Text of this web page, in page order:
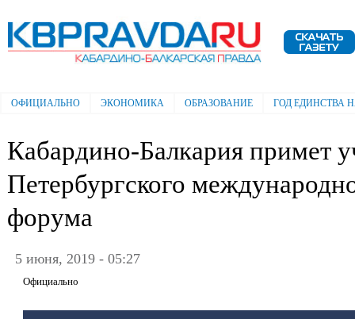
Электронная газета "Кабардино-
Балкарская правда"
Главное меню
ОФИЦИАЛЬНО ЭКОНОМИКА ОБРАЗОВАНИЕ ГОД ЕДИНСТВА
Кабардино-Балкария примет
Петербургского
форума
5 июня, 2019 - 05:27
Официально